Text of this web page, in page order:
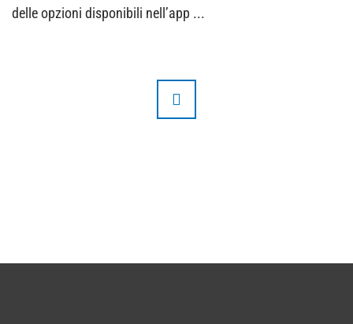
delle opzioni disponibili nell’app ...